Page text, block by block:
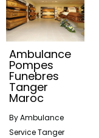
Ambulance
Pompes
Funebres
Tanger
Maroc
ByAmbulance
Service Tanger